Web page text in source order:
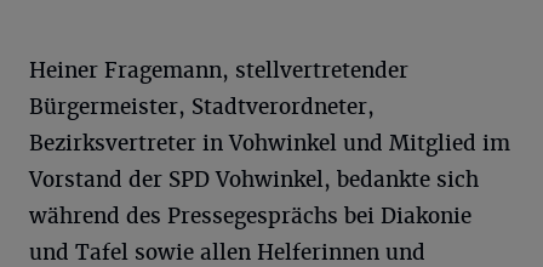
Heiner Fragemann, stellvertretender
Bürgermeister, Stadtverordneter,
Bezirksvertreter in Vohwinkel und Mitglied im
Vorstand der SPD Vohwinkel, bedankte sich
während des Pressegesprächs bei Diakonie
und Tafel sowie allen Helferinnen und